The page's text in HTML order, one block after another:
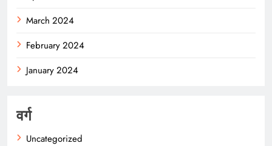
March 2024
February 2024
January 2024
वर्ग
Uncategorized